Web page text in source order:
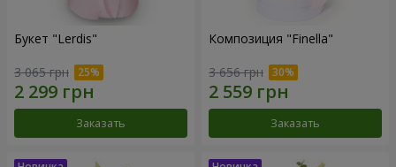
Букет "Lerdis"
3 065 грн
Заказать
Композиция "Finella"
3 656 грн
Заказать